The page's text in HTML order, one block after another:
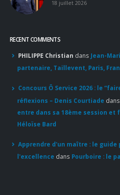
18 juillet 2026
RECENT COMMENTS
PHILIPPE Christian dansJean-
partenaire, Taillevent, Paris,
Concours Ô Service 2026 : le
réflexions – Denis Courtiade dans
entre dans sa 18ème session
Héloïse Bard
Apprendre d'un maître : le guide
l'excellence dans Pourboire : le